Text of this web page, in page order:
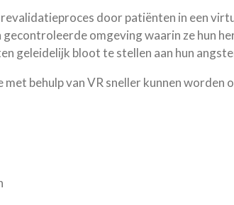
door patiënten in een
omgeving waarin ze hun
geleidelijk bloot te stellen aan hun
behulp van VR sneller kunnen worden